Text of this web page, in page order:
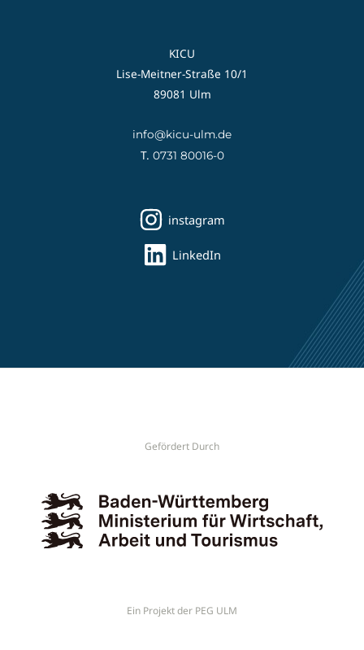
KICU
Lise-Meitner-Straße 10/1
89081 Ulm
info@kicu-ulm.de
T. 0731 80016-0
instagram
LinkedIn
Gefördert Durch
Ein Projekt der PEG ULM